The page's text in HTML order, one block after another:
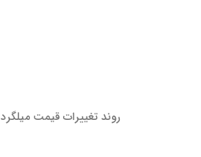
روند تغییرات قیمت میلگرد 14 ذوب آهن اصفهان